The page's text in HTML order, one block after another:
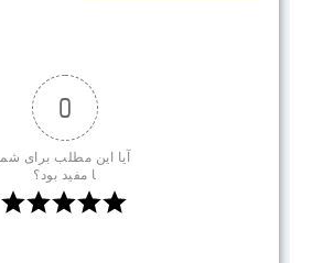
0
آیا این مطلب برای شم
ا مفید بود؟